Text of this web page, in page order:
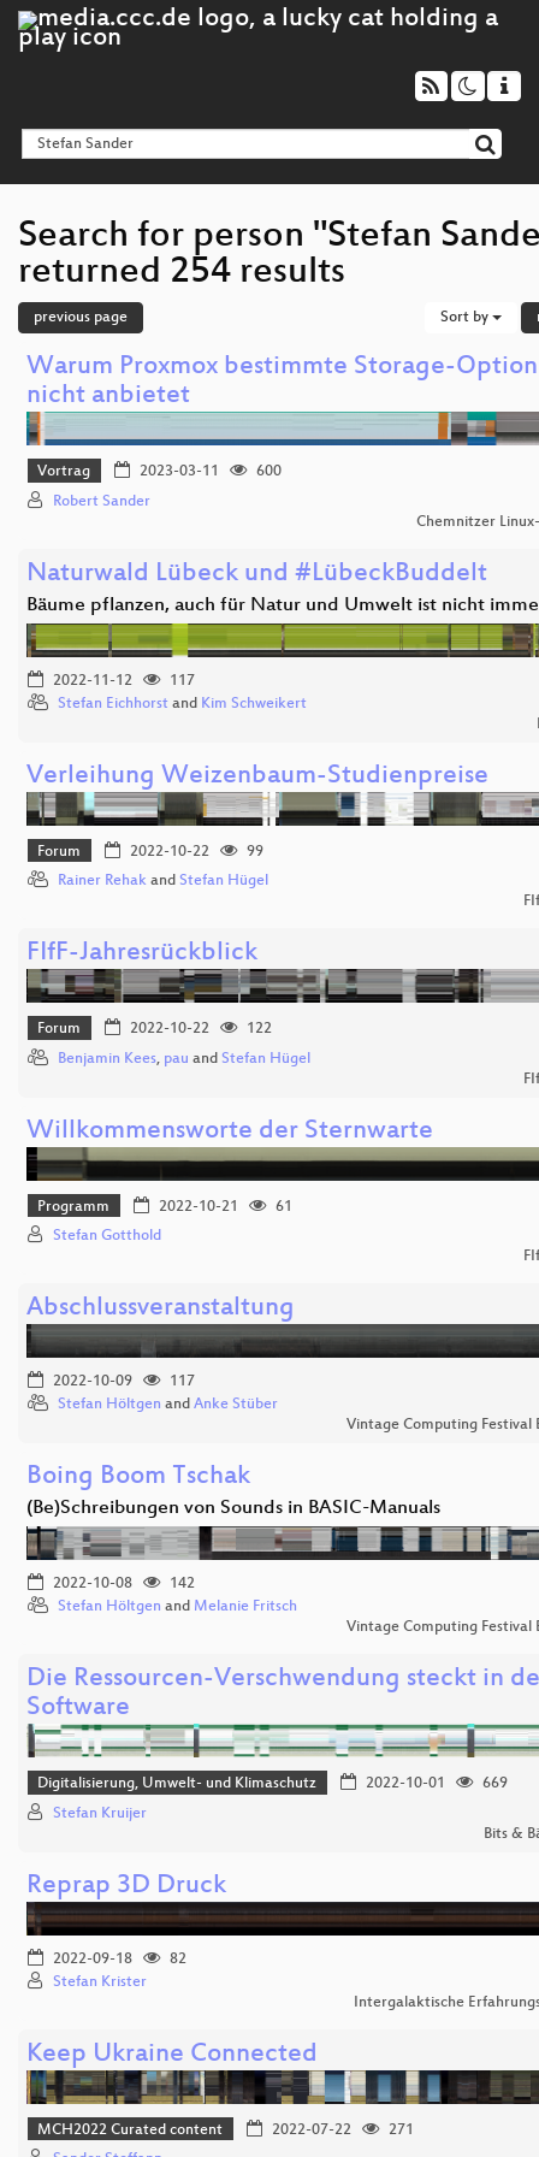
Search for person "Stefan
returned 254 results
previous page Sort by
Warum Proxmox bestimmte Storage-
nicht anbietet
Vortrag 2023-03-11
600
Robert Sander
Chemnitzer
Naturwald Lübeck und #LübeckBuddelt
Bäume pflanzen, auch für Natur und Umwelt ist nicht
2022-11-12
117
Stefan Eichhorst and Kim Schweikert
Verleihung Weizenbaum-Studienpreise
Forum 2022-10-22
99
Rainer Rehak and Stefan Hügel
FIfF-Jahresrückblick
Forum 2022-10-22
122
Benjamin Kees, pau and Stefan Hügel
Willkommensworte der Sternwarte
Programm 2022-10-21
61
Stefan Gotthold
Abschlussveranstaltung
2022-10-09
117
Stefan Höltgen and Anke Stüber
Vintage Computing Festival
Boing Boom Tschak
(Be)Schreibungen von Sounds in BASIC-Manuals
2022-10-08
142
Stefan Höltgen and Melanie Fritsch
Vintage Computing Festival
Die Ressourcen-Verschwendung steckt in
Software
Digitalisierung, Umwelt- und Klimaschutz 2022-10-01
669
Stefan Kruijer
Bits &
Reprap 3D Druck
2022-09-18
82
Stefan Krister
Intergalaktische
Keep Ukraine Connected
MCH2022 Curated content 2022-07-22
271